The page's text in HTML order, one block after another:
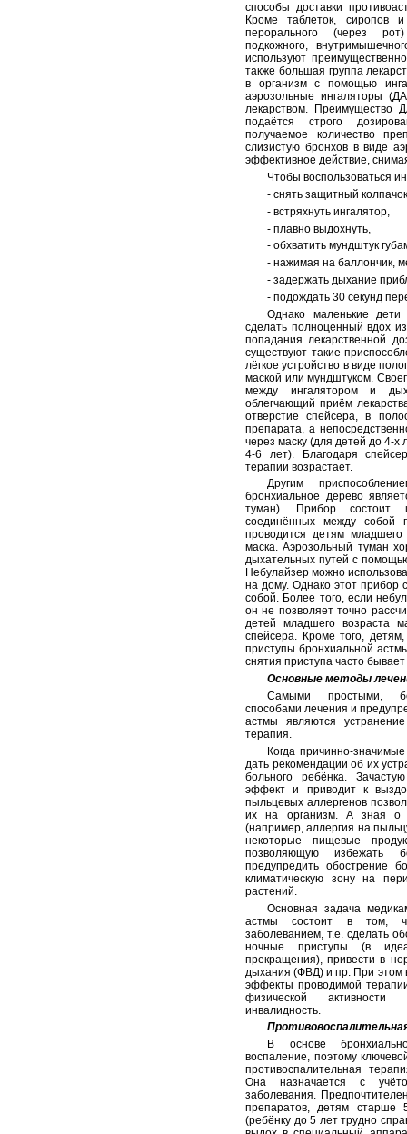
способы доставки
Кроме таблеток, сиропов
перорального (через
подкожного,
используют
также большая группа
в организм с помощью
аэрозольные ингаляторы
лекарством. Преимущество
подаётся строго
получаемое количество
слизистую бронхов в виде
эффективное действие,
Чтобы воспользоваться
- снять защитный
- встряхнуть ингалятор,
- плавно выдохнуть,
- обхватить мундштук
- нажимая на баллончик,
- задержать дыхание
- подождать 30 секунд
Однако маленькие дети
сделать полноценный вдох
попадания лекарственной
существуют такие
лёгкое устройство в виде
маской или мундштуком.
между ингалятором и
облегчающий приём
отверстие спейсера, в
препарата, а
через маску (для детей до 4-х
4-6 лет). Благодаря
терапии возрастает.
Другим
бронхиальное дерево
туман). Прибор состоит
соединённых между собой
проводится детям
маска. Аэрозольный туман
дыхательных путей с
Небулайзер можно
на дому. Однако этот прибор
собой. Более того, если
он не позволяет точно
детей младшего возраста
спейсера. Кроме того,
приступы бронхиальной
снятия приступа часто
Основные методы
Самыми простыми,
способами лечения и
астмы являются
терапия.
Когда причинно-
дать рекомендации об их
больного ребёнка.
эффект и приводит к
пыльцевых аллергенов
их на организм. А зная о
(например, аллергия на
некоторые пищевые
позволяющую избежать
предупредить обострение
климатическую зону на
растений.
Основная задача
астмы состоит в том,
заболеванием, т.е. сделать
ночные приступы (в
прекращения), привести в
дыхания (ФВД) и пр. При этом
эффекты проводимой
физической
инвалидность.
В основе
воспаление, поэтому
противоспалительная
Она назначается с
заболевания.
препаратов, детям старше
(ребёнку до 5 лет трудно